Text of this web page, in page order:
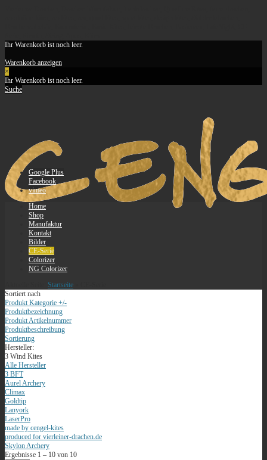
Ihr Warenkorb ist noch leer.
Warenkorb anzeigen
×
Ihr Warenkorb ist noch leer.
Suche
Google Plus
Facebook
vimeo
Home
Shop
Manufaktur
Kontakt
Bilder
CE-Serie
Colorizer
NG Colorizer
Startseite
Sortiert nach
Produkt Kategorie +/-
Produktbezeichnung
Produkt Artikelnummer
Produktbeschreibung
Sortierung
Hersteller:
3 Wind Kites
Alle Hersteller
3 BFT
Aurel Archery
Climax
Goldtip
Lanyork
LaserPro
made by cengel-kites
produced for vierleiner-drachen.de
Skylon Archery
Ergebnisse 1 – 10 von 10